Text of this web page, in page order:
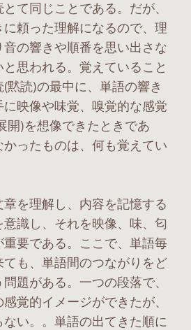
て同じことである。だが、
頼った理解になるので、理
の響きや順番を思い出さな
思われる。覚えていること
黙読)の最中に、単語の響き
映像や味覚、嗅覚的な感覚
開)を想像できたときであ
ったものは、何も覚えてい
を理解し、内容を記憶する
識し、それを映像、味、匂
要である。ここで、単語毎
も、単語間のつながりをど
題がある。一つの段落で、
覚的イメージができたが、
い。。単語の出てきた順に